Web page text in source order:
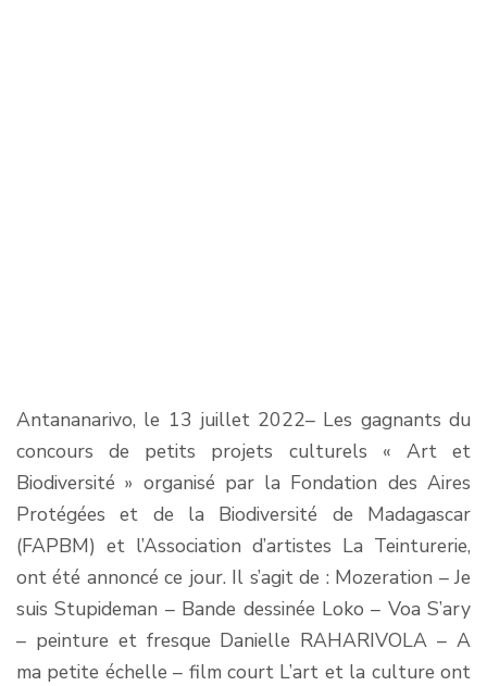
Antananarivo, le 13 juillet 2022– Les gagnants du
concours de petits projets culturels « Art et
Biodiversité » organisé par la Fondation des Aires
Protégées et de la Biodiversité de Madagascar
(FAPBM) et l’Association d’artistes La Teinturerie,
ont été annoncé ce jour. Il s’agit de : Mozeration – Je
suis Stupideman – Bande dessinée Loko – Voa S’ary
– peinture et fresque Danielle RAHARIVOLA – A
ma petite échelle – film court L’art et la culture ont